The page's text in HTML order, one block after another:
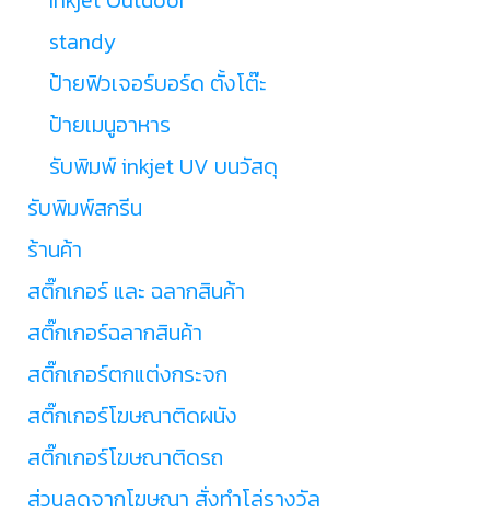
standy
ป้ายฟิวเจอร์บอร์ด ตั้งโต๊ะ
ป้ายเมนูอาหาร
รับพิมพ์ inkjet UV บนวัสดุ
รับพิมพ์สกรีน
ร้านค้า
สติ๊กเกอร์ และ ฉลากสินค้า
สติ๊กเกอร์ฉลากสินค้า
สติ๊กเกอร์ตกแต่งกระจก
สติ๊กเกอร์โฆษณาติดผนัง
สติ๊กเกอร์โฆษณาติดรถ
ส่วนลดจากโฆษณา สั่งทำโล่รางวัล